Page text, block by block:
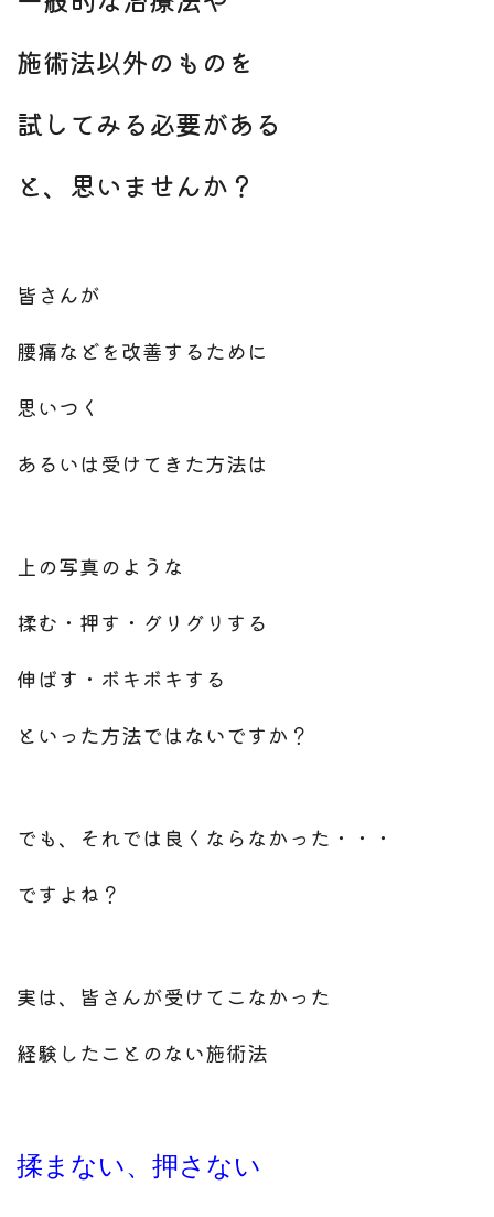
施術法以外のものを
試してみる必要がある
と、思いませんか？
皆さんが
腰痛などを改善するために
思いつく
あるいは受けてきた方法は
上の写真のような
揉む・押す・グリグリする
伸ばす・ボキボキする
といった方法ではないですか？
でも、それでは良くならなかった・・・
ですよね？
実は、皆さんが受けてこなかった
経験したことのない施術法
揉まない、押さない